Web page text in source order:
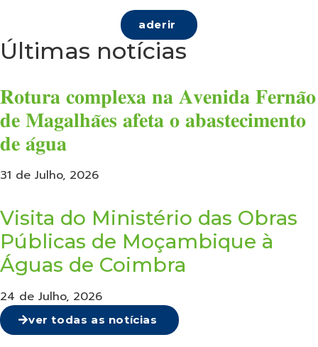
aderir
Últimas notícias
𝐑𝐨𝐭𝐮𝐫𝐚 𝐜𝐨𝐦𝐩𝐥𝐞𝐱𝐚 𝐧𝐚 𝐀𝐯𝐞𝐧𝐢𝐝𝐚 𝐅𝐞𝐫𝐧𝐚̃𝐨
𝐝𝐞 𝐌𝐚𝐠𝐚𝐥𝐡𝐚̃𝐞𝐬 𝐚𝐟𝐞𝐭𝐚 𝐨 𝐚𝐛𝐚𝐬𝐭𝐞𝐜𝐢𝐦𝐞𝐧𝐭𝐨
𝐝𝐞 𝐚́𝐠𝐮𝐚
31 de Julho, 2026
Visita do Ministério das Obras
Públicas de Moçambique à
Águas de Coimbra
24 de Julho, 2026
ver todas as notícias